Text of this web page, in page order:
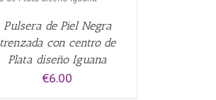
Pulsera de Piel Negra
trenzada con centro de
Plata diseño Iguana
€6.00